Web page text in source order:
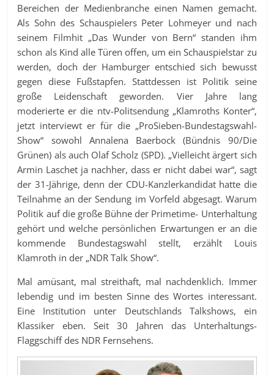
Bereichen der Medienbranche einen Namen gemacht.
Als Sohn des Schauspielers Peter Lohmeyer und nach
seinem Filmhit „Das Wunder von Bern“ standen ihm
schon als Kind alle Türen offen, um ein Schauspielstar zu
werden, doch der Hamburger entschied sich bewusst
gegen diese Fußstapfen. Stattdessen ist Politik seine
große Leidenschaft geworden. Vier Jahre lang
moderierte er die ntv-Politsendung „Klamroths Konter“,
jetzt interviewt er für die „ProSieben-Bundestagswahl-
Show“ sowohl Annalena Baerbock (Bündnis 90/Die
Grünen) als auch Olaf Scholz (SPD). „Vielleicht ärgert sich
Armin Laschet ja nachher, dass er nicht dabei war“, sagt
der 31-Jährige, denn der CDU-Kanzlerkandidat hatte die
Teilnahme an der Sendung im Vorfeld abgesagt. Warum
Politik auf die große Bühne der Primetime- Unterhaltung
gehört und welche persönlichen Erwartungen er an die
kommende Bundestagswahl stellt, erzählt Louis
Klamroth in der „NDR Talk Show“.
Mal amüsant, mal streithaft, mal nachdenklich. Immer
lebendig und im besten Sinne des Wortes interessant.
Eine Institution unter Deutschlands Talkshows, ein
Klassiker eben. Seit 30 Jahren das Unterhaltungs-
Flaggschiff des NDR Fernsehens.